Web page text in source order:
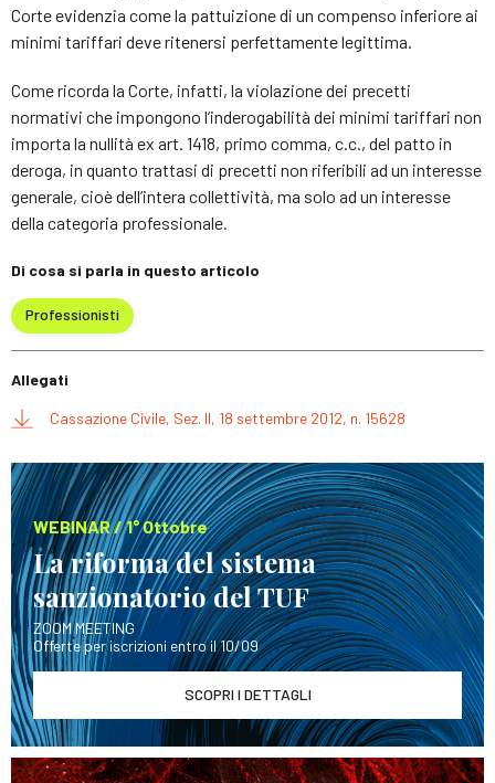
Corte evidenzia come la pattuizione di un compenso inferiore ai
minimi tariffari deve ritenersi perfettamente legittima.
Come ricorda la Corte, infatti, la violazione dei precetti
normativi che impongono l’inderogabilità dei minimi tariffari non
importa la nullità ex art. 1418, primo comma, c.c., del patto in
deroga, in quanto trattasi di precetti non riferibili ad un interesse
generale, cioè dell’intera collettività, ma solo ad un interesse
della categoria professionale.
Di cosa si parla in questo articolo
Professionisti
Allegati
Cassazione Civile, Sez. II, 18 settembre 2012, n. 15628
WEBINAR / 1° Ottobre
La riforma del sistema
sanzionatorio del TUF
ZOOM MEETING
Offerte per iscrizioni entro il 10/09
SCOPRI I DETTAGLI